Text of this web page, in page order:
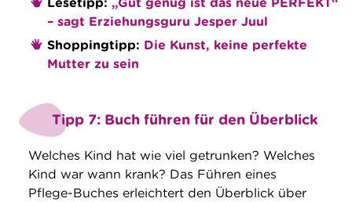
Lesetipp: „Gut genug ist das neue PERFEKT“
– sagt Erziehungsguru Jesper Juul
Shoppingtipp: Die Kunst, keine perfekte
Mutter zu sein
Tipp 7: Buch führen für den Überblick
Welches Kind hat wie viel getrunken? Welches
Kind war wann krank? Das Führen eines
Pflege-Buches erleichtert den Überblick über